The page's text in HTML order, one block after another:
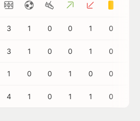
3 1 0 0 1 0
3 1 0 0 1 0
1 0 0 1 0 0
4 1 0 1 1 0